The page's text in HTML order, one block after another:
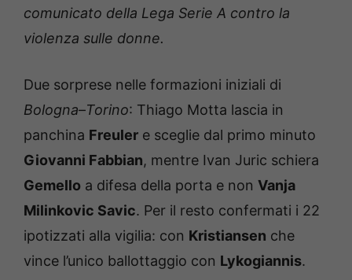
comunicato della Lega Serie A contro la
violenza sulle donne.
Due sorprese nelle formazioni iniziali di
Bologna–Torino: Thiago Motta lascia in
panchina Freuler e sceglie dal primo minuto
Giovanni Fabbian, mentre Ivan Juric schiera
Gemello a difesa della porta e non Vanja
Milinkovic Savic. Per il resto confermati i 22
ipotizzati alla vigilia: con Kristiansen che
vince l’unico ballottaggio con Lykogiannis.